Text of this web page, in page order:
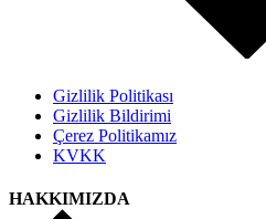
Gizlilik Politikası
Gizlilik Bildirimi
Çerez Politikamız
KVKK
HAKKIMIZDA